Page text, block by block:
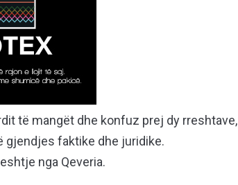
të mangët dhe konfuz prej dy rreshtave,
gjendjes faktike dhe juridike.
nga Qeveria.